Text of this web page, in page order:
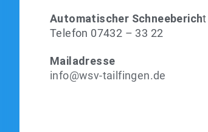
Automatischer Schneebericht
Telefon 07432 – 33 22
Mailadresse
info@wsv-tailfingen.de